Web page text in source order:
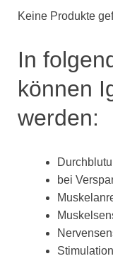
Keine Produkte
In
können
werden:
bei